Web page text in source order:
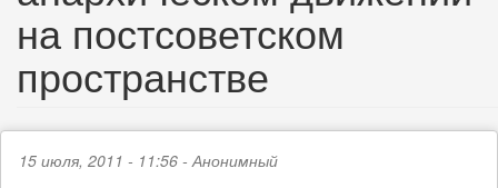
на постсоветском
пространстве
15 июля, 2011 - 11:56 -Анонимный